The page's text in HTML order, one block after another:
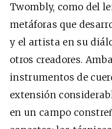
Twombly, como del
metáforas que
y el artista en su
otros creadores.
instrumentos de
extensión
en un campo